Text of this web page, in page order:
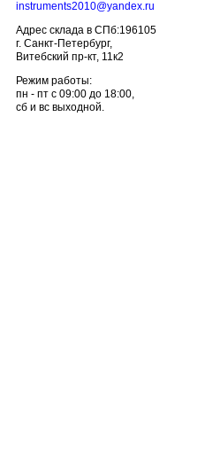
instruments2010@yandex.ru
Адрес склада в СПб:196105
г. Санкт-Петербург,
Витебский пр-кт, 11к2
Режим работы:
пн - пт с 09:00 до 18:00,
сб и вс выходной.